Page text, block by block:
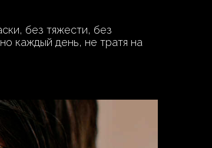
без тяжести, без
каждый день, не тратя на